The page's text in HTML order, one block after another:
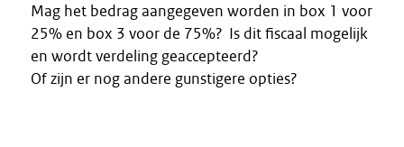
Mag het bedrag aangegeven worden in box 1 voor
25% en box 3 voor de 75%? Is dit fiscaal mogelijk
en wordt verdeling geaccepteerd?
Of zijn er nog andere gunstigere opties?